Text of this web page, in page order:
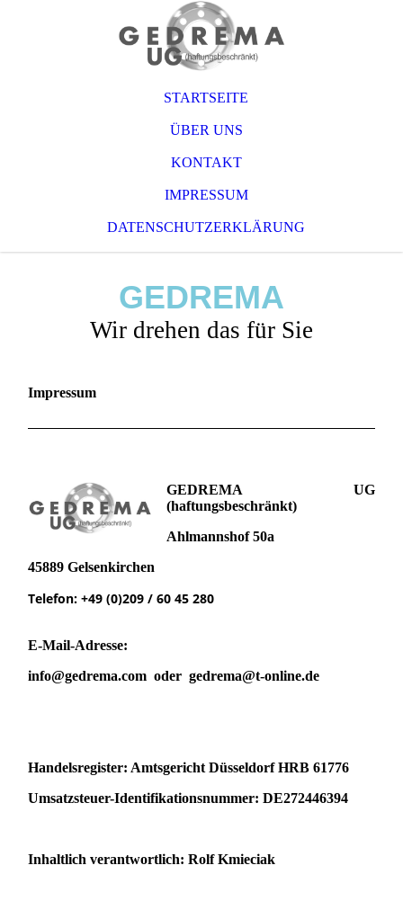
STARTSEITE
ÜBER UNS
KONTAKT
IMPRESSUM
DATENSCHUTZERKLÄRUNG
GEDREMA
Wir drehen das für Sie
Impressum
GEDREMA UG
(haftungsbeschränkt)
Ahlmannshof 50a
45889 Gelsenkirchen
Telefon: +49 (0)209 / 60 45 280
E-Mail-Adresse:
info@gedrema.com oder gedrema@t-online.de
Handelsregister: Amtsgericht Düsseldorf HRB 61776
Umsatzsteuer-Identifikationsnummer: DE272446394
Inhaltlich verantwortlich: Rolf Kmieciak